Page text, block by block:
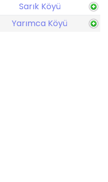
Sarık Köyü
Yarımca Köyü